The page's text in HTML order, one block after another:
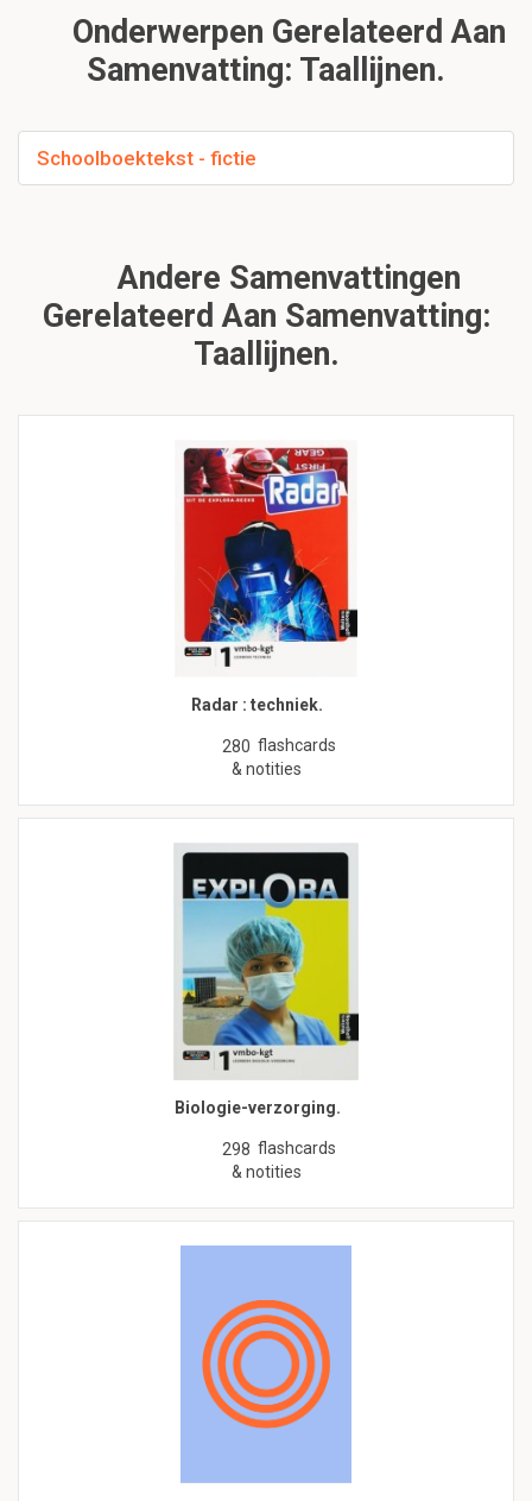
Onderwerpen Gerelateerd Aan
Samenvatting: Taallijnen.
Schoolboektekst - fictie
Andere Samenvattingen
Gerelateerd Aan Samenvatting:
Taallijnen.
Radar : techniek.
280 flashcards
& notities
Biologie-verzorging.
298 flashcards
& notities